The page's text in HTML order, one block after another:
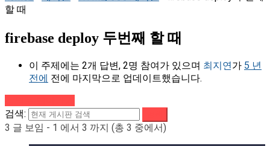
할 때
firebase deploy 두번째 할 때
이 주제에는 2개 답변, 2명 참여가 있으며 최지연가 5 년
전에 전에 마지막으로 업데이트했습니다.
검색:
3 글 보임 - 1 에서 3 까지 (총 3 중에서)